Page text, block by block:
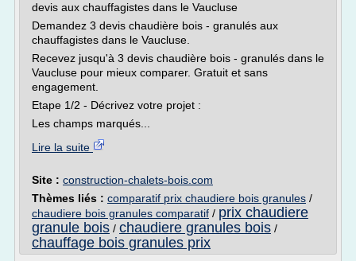
devis aux chauffagistes dans le Vaucluse
Demandez 3 devis chaudière bois - granulés aux
chauffagistes dans le Vaucluse.
Recevez jusqu'à 3 devis chaudière bois - granulés dans le
Vaucluse pour mieux comparer. Gratuit et sans
engagement.
Etape 1/2 - Décrivez votre projet :
Les champs marqués...
Lire la suite
Site : construction-chalets-bois.com
Thèmes liés : comparatif prix chaudiere bois granules /
chaudiere bois granules comparatif / prix chaudiere
granule bois / chaudiere granules bois /
chauffage bois granules prix